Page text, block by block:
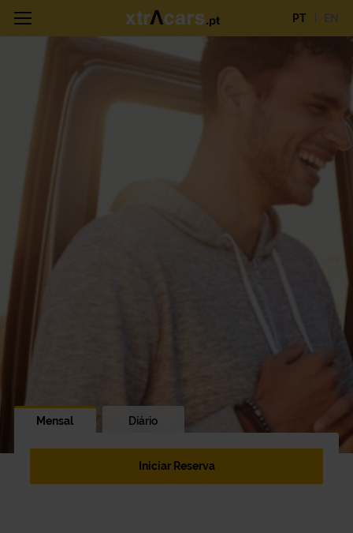
PT
Mensal Diário
Iniciar Reserva